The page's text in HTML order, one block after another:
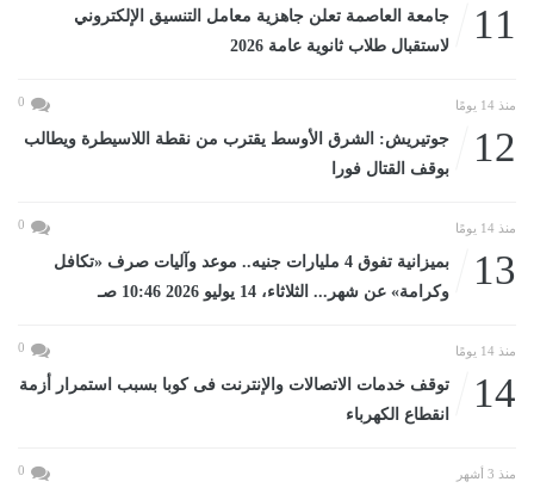
11
جامعة العاصمة تعلن جاهزية معامل التنسيق الإلكتروني
لاستقبال طلاب ثانوية عامة 2026
منذ 14 يومًا 0
12
جوتيريش: الشرق الأوسط يقترب من نقطة اللاسيطرة ويطالب
بوقف القتال فورا
منذ 14 يومًا 0
13
بميزانية تفوق 4 مليارات جنيه.. موعد وآليات صرف «تكافل
وكرامة» عن شهر... الثلاثاء، 14 يوليو 2026 10:46 صـ
منذ 14 يومًا 0
14
توقف خدمات الاتصالات والإنترنت فى كوبا بسبب استمرار أزمة
انقطاع الكهرباء
منذ 3 أشهر 0